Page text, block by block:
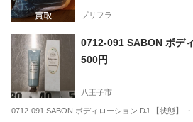
プリフラ
0712-091 SABON ボデ
500円
八王子市
0712-091 SABON ボディローション DJ 【状態】